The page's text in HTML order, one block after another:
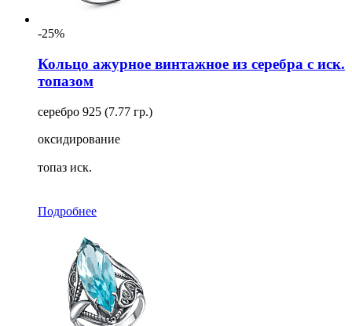
-25%
Кольцо ажурное винтажное из серебра с иск.
топазом
серебро 925 (7.77 гр.)
оксидирование
топаз иск.
Подробнее